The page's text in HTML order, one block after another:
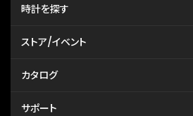
時計を探す
ストア/イベント
カタログ
サポート